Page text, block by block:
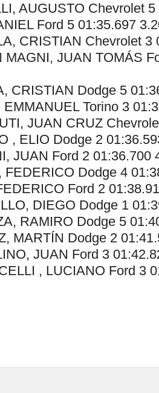
AUGUSTO Chevrolet
Ford 5 01:35.697
CRISTIAN Chevrolet 3
MAGNI, JUAN TOMÁS
CRISTIAN Dodge 5
EMMANUEL Torino 3
JUAN CRUZ
, ELIO Dodge 2
JUAN Ford 2 01:36.700
FEDERICO Dodge 4
Ford 2
DIEGO Dodge 1
RAMIRO Dodge 5
MARTÍN Dodge 2
JUAN Ford 3
, LUCIANO Ford 3